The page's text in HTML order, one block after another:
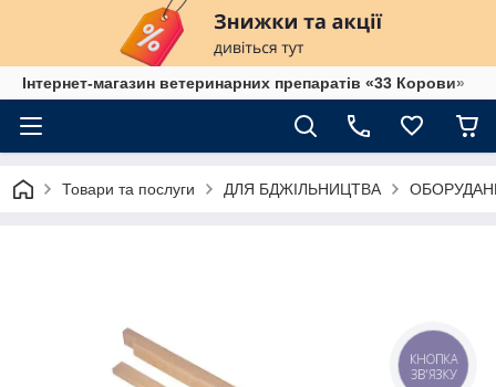
Інтернет-магазин ветеринарних препаратів «33 Корови»
Товари та послуги ДЛЯ БДЖІЛЬНИЦТВА
КНОПКА
ЗВ'ЯЗКУ